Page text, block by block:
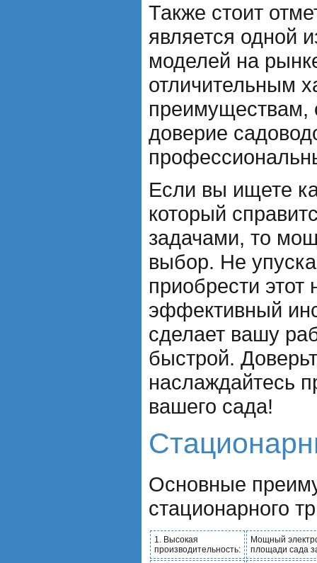
Также стоит
является одной
моделей на
отличительным
преимуществам,
доверие
Если вы ищете
который
задачами, то
выбор. Не
приобрести
эффективный
сделает вашу
быстрой.
наслаждайтесь
вашего сада!
Основные
стационарного
1. Высокая
производительность:
Мощный
площади сада